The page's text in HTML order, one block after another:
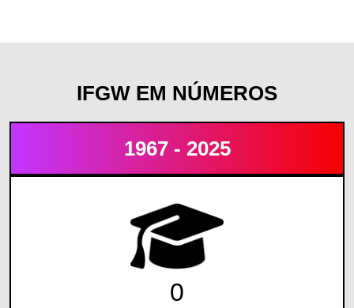
IFGW EM NÚMEROS
1967 - 2025
0